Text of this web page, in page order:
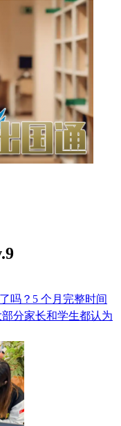
吗？5 个月完整时间
分家长和学生都认为